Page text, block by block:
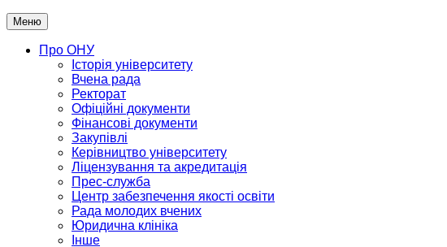
Меню
Про ОНУ
Історія університету
Вчена рада
Ректорат
Офіційні документи
Фінансові документи
Закупівлі
Керівництво університету
Ліцензування та акредитація
Прес-служба
Центр забезпечення якості освіти
Рада молодих вчених
Юридична клініка
Інше